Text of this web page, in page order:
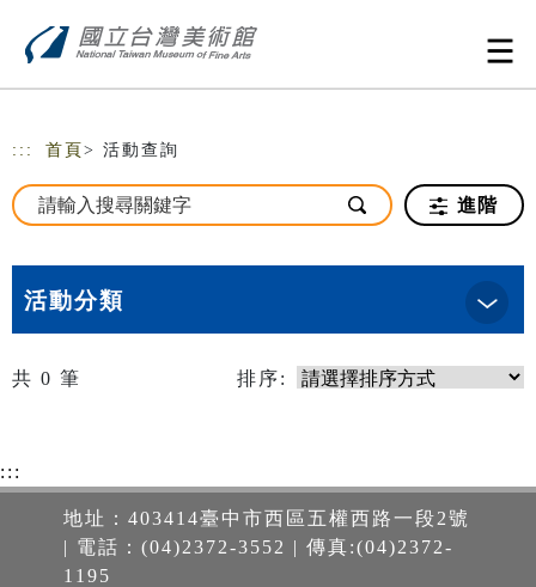
::: 首頁 > 活動查詢
進階
活動分類
共 0 筆 排序:
:::
地址：403414臺中市西區五權西路一段2號
| 電話：(04)2372-3552 | 傳真:(04)2372-
1195